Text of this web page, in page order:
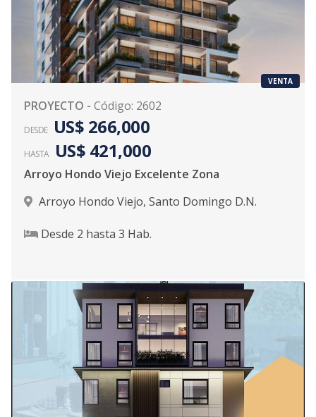
VENTA
PROYECTO - Código: 2602
DESDE US$ 266,000
HASTA US$ 421,000
Arroyo Hondo Viejo Excelente Zona
Arroyo Hondo Viejo, Santo Domingo D.N.
Desde 2 hasta 3 Hab.